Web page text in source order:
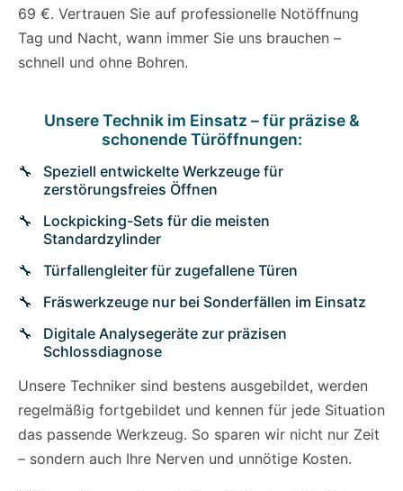
69 €. Vertrauen Sie auf professionelle Notöffnung
Tag und Nacht, wann immer Sie uns brauchen –
schnell und ohne Bohren.
Unsere Technik im Einsatz – für präzise &
schonende Türöffnungen:
Speziell entwickelte Werkzeuge für
zerstörungsfreies Öffnen
Lockpicking-Sets für die meisten
Standardzylinder
Türfallengleiter für zugefallene Türen
Fräswerkzeuge nur bei Sonderfällen im Einsatz
Digitale Analysegeräte zur präzisen
Schlossdiagnose
Unsere Techniker sind bestens ausgebildet, werden
regelmäßig fortgebildet und kennen für jede Situation
das passende Werkzeug. So sparen wir nicht nur Zeit
– sondern auch Ihre Nerven und unnötige Kosten.